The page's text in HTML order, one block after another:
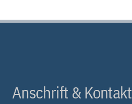
Anschrift & Kontakt